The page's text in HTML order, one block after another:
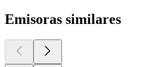
Emisoras similares